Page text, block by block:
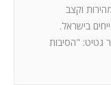
וקצב
בישראל.
גטיט: "הסיבות